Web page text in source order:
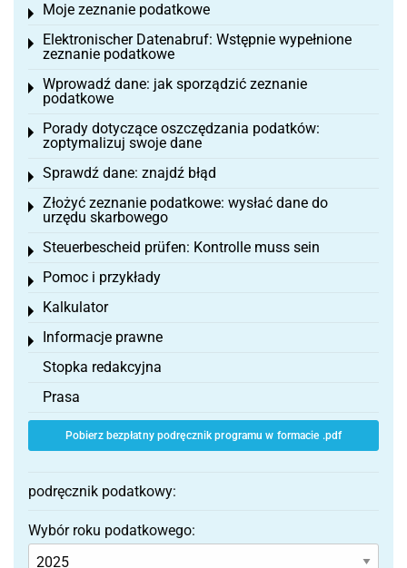
Moje zeznanie podatkowe
Toggle menu
Elektronischer Datenabruf: Wstępnie wypełnione
zeznanie podatkowe
Toggle menu
Wprowadź dane: jak sporządzić zeznanie
podatkowe
Toggle menu
Porady dotyczące oszczędzania podatków:
zoptymalizuj swoje dane
Toggle menu
Sprawdź dane: znajdź błąd
Toggle menu
Złożyć zeznanie podatkowe: wysłać dane do
urzędu skarbowego
Toggle menu
Steuerbescheid prüfen: Kontrolle muss sein
Toggle menu
Pomoc i przykłady
Toggle menu
Kalkulator
Toggle menu
Informacje prawne
Toggle menu
Stopka redakcyjna
Prasa
Pobierz bezpłatny podręcznik programu w formacie .pdf
podręcznik podatkowy:
Wybór roku podatkowego: